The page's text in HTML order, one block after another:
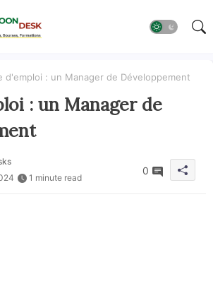
d'emploi : un Manager de Développement
: un Manager de
1 minute read
0